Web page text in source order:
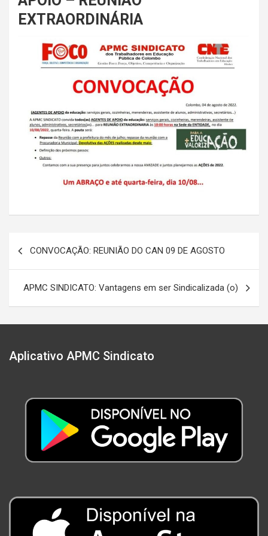
EXTRAORDINÁRIA
Navegação
Post
CONVOCAÇÃO: REUNIÃO DO CAN 09 DE AGOSTO
APMC SINDICATO: Vantagens em ser Sindicalizada (o)
Aplicativo APMC Sindicato